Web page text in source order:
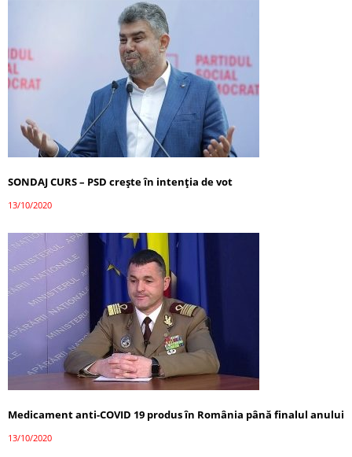
SONDAJ CURS – PSD crește în intenția de vot
13/10/2020
Medicament anti-COVID 19 produs în România până finalul anului
13/10/2020